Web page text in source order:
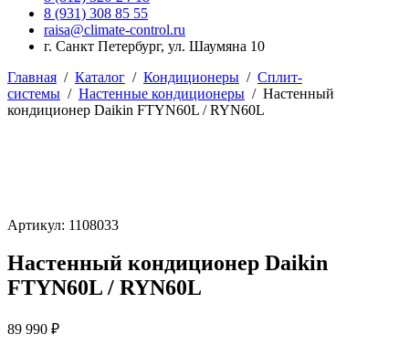
8 (931) 308 85 55
raisa@climate-control.ru
г. Санкт Петербург, ул. Шаумяна 10
Главная / Каталог / Кондиционеры / Сплит-
системы / Настенные кондиционеры / Настенный
кондиционер Daikin FTYN60L / RYN60L
Артикул: 1108033
Настенный кондиционер Daikin
FTYN60L / RYN60L
89 990 ₽